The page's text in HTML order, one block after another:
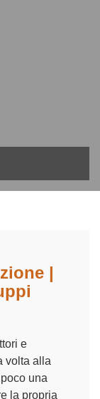
|
e
volta alla
una
la propria